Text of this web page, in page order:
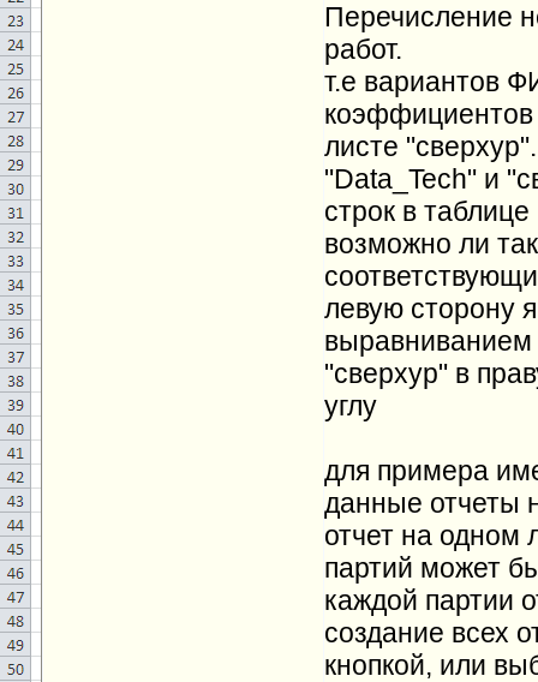
Перечисление
работ.
т.е вариантов
коэффициентов
листе
"Data_Tech" и
строк в
возможно ли
левую сторону
выравниванием
"сверхур" в
углу
для примера
данные отчеты
отчет на одном
партий может
каждой партии
создание всех
кнопкой, или